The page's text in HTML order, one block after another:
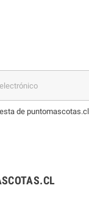
de puntomascotas.cl